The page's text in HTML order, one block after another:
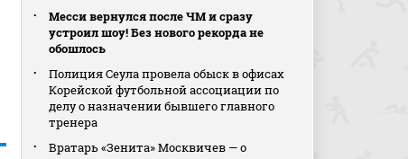
Месси вернулся после ЧМ и сразу
устроил шоу! Без нового рекорда не
обошлось
Полиция Сеула провела обыск в офисах
Корейской футбольной ассоциации по
делу о назначении бывшего главного
тренера
Вратарь «Зенита» Москвичев — о